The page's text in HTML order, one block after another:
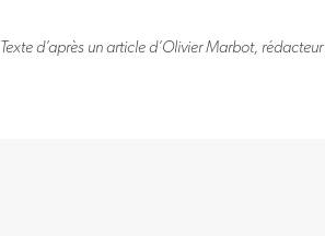
Texte d’après un article d’Olivier Marbot,